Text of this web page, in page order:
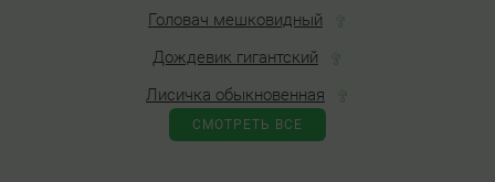
Головач мешковидный
Дождевик гигантский
Лисичка обыкновенная
СМОТРЕТЬ ВСЕ